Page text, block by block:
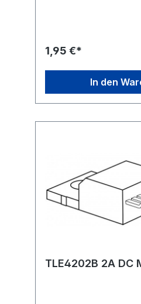
1,95 €*
In den
TLE4202B 2A DC